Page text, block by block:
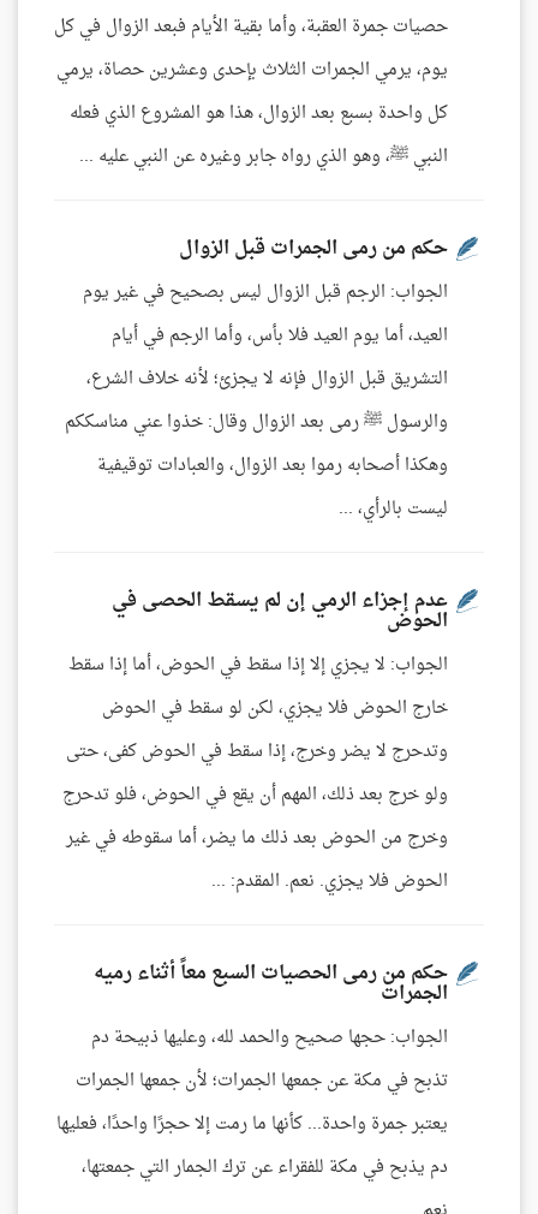
حصيات جمرة العقبة، وأما بقية الأيام فبعد الزوال في كل
يوم، يرمي الجمرات الثلاث بإحدى وعشرين حصاة، يرمي
كل واحدة بسبع بعد الزوال، هذا هو المشروع الذي فعله
النبي ﷺ، وهو الذي رواه جابر وغيره عن النبي عليه ...
حكم من رمى الجمرات قبل الزوال
الجواب: الرجم قبل الزوال ليس بصحيح في غير يوم
العيد، أما يوم العيد فلا بأس، وأما الرجم في أيام
التشريق قبل الزوال فإنه لا يجزئ؛ لأنه خلاف الشرع،
والرسول ﷺ رمى بعد الزوال وقال: خذوا عني مناسككم
وهكذا أصحابه رموا بعد الزوال، والعبادات توقيفية
ليست بالرأي، ...
عدم إجزاء الرمي إن لم يسقط الحصى في
الحوض
الجواب: لا يجزي إلا إذا سقط في الحوض، أما إذا سقط
خارج الحوض فلا يجزي، لكن لو سقط في الحوض
وتدحرج لا يضر وخرج، إذا سقط في الحوض كفى، حتى
ولو خرج بعد ذلك، المهم أن يقع في الحوض، فلو تدحرج
وخرج من الحوض بعد ذلك ما يضر، أما سقوطه في غير
الحوض فلا يجزي. نعم. المقدم: ...
حكم من رمى الحصيات السبع معاً أثناء رميه
الجمرات
الجواب: حجها صحيح والحمد لله، وعليها ذبيحة دم
تذبح في مكة عن جمعها الجمرات؛ لأن جمعها الجمرات
يعتبر جمرة واحدة... كأنها ما رمت إلا حجرًا واحدًا، فعليها
دم يذبح في مكة للفقراء عن ترك الجمار التي جمعتها،